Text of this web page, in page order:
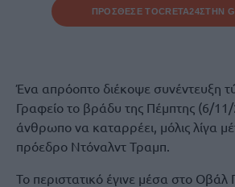
ΠΡΟΣΘΕΣΕ ΤΟCRETA24ΣΤΗΝ
Ένα απρόοπτο διέκοψε συνέντευξη
Γραφείο το βράδυ της Πέμπτης (6/
άνθρωπο να καταρρέει, μόλις λίγα
πρόεδρο Ντόναλντ Τραμπ.
Το περιστατικό έγινε μέσα στο Οβάλ